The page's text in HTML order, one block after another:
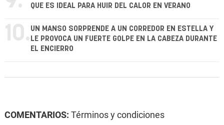
QUE ES IDEAL PARA HUIR DEL CALOR EN VERANO
10. UN MANSO SORPRENDE A UN CORREDOR EN ESTELLA Y
LE PROVOCA UN FUERTE GOLPE EN LA CABEZA DURANTE
EL ENCIERRO
COMENTARIOS: Términos y condiciones